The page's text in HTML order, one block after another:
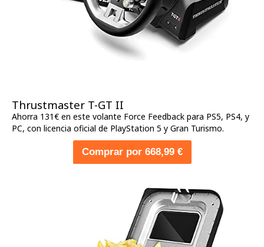
Thrustmaster T-GT II
Ahorra 131€ en este volante Force Feedback para PS5, PS4, y
PC, con licencia oficial de PlayStation 5 y Gran Turismo.
Comprar por 668,99 €